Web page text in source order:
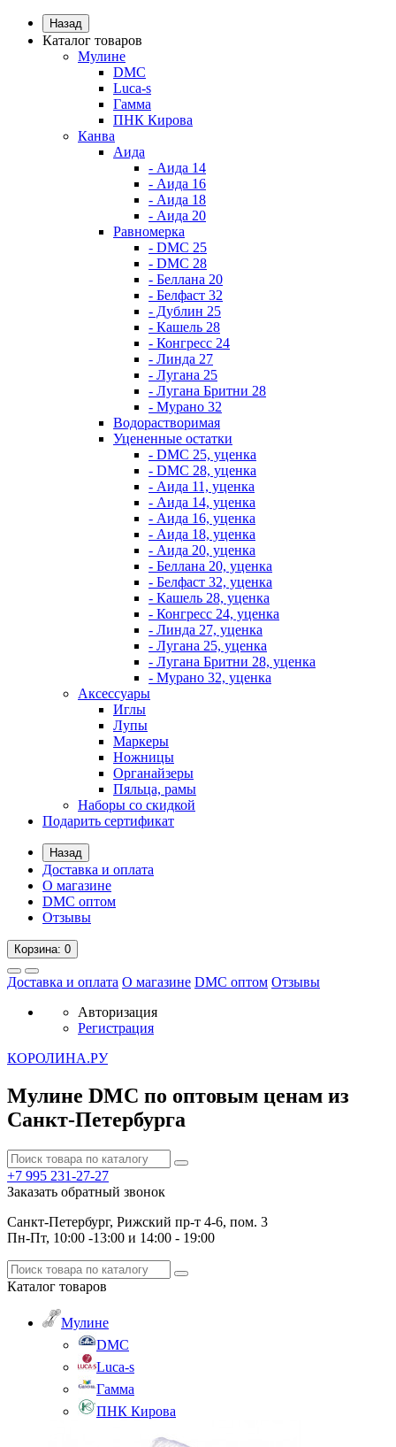
Назад
Каталог товаров
Мулине
DMC
Luca-s
Гамма
ПНК Кирова
Канва
Аида
- Аида 14
- Аида 16
- Аида 18
- Аида 20
Равномерка
- DMC 25
- DMC 28
- Беллана 20
- Белфаст 32
- Дублин 25
- Кашель 28
- Конгресс 24
- Линда 27
- Лугана 25
- Лугана Бритни 28
- Мурано 32
Водорастворимая
Уцененные остатки
- DMC 25, уценка
- DMC 28, уценка
- Аида 11, уценка
- Аида 14, уценка
- Аида 16, уценка
- Аида 18, уценка
- Аида 20, уценка
- Беллана 20, уценка
- Белфаст 32, уценка
- Кашель 28, уценка
- Конгресс 24, уценка
- Линда 27, уценка
- Лугана 25, уценка
- Лугана Бритни 28, уценка
- Мурано 32, уценка
Аксессуары
Иглы
Лупы
Маркеры
Ножницы
Органайзеры
Пяльца, рамы
Наборы со скидкой
Подарить сертификат
Назад
Доставка и оплата
О магазине
DMC оптом
Отзывы
Корзина: 0
Доставка и оплата О магазине DMC оптом Отзывы
Авторизация
Регистрация
КОРОЛИНА.РУ
Мулине DMC по оптовым ценам из
Санкт-Петербурга
+7 995 231-27-27
Заказать обратный звонок
Санкт-Петербург, Рижский пр-т 4-6, пом. 3
Пн-Пт, 10:00 -13:00 и 14:00 - 19:00
Каталог товаров
Мулине
DMC
Luca-s
Гамма
ПНК Кирова